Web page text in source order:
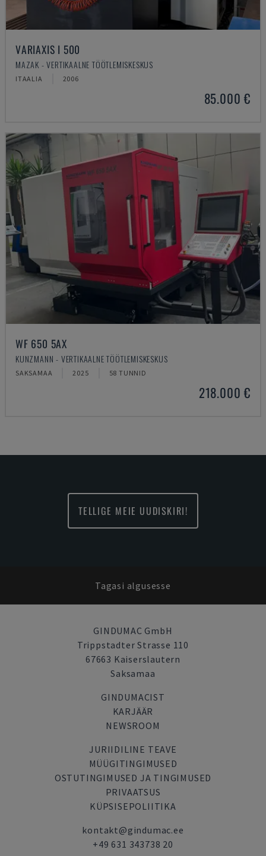
VARIAXIS I 500
MAZAK - VERTIKAALNE TÖÖTLEMISKESKUS
ITAALIA 2006
85.000 €
WF 650 5AX
KUNZMANN - VERTIKAALNE TÖÖTLEMISKESKUS
SAKSAMAA 2025 58 TUNNID
218.000 €
TELLIGE MEIE UUDISKIRI!
Tagasi algusesse
GINDUMAC GmbH
Trippstadter Strasse 110
67663 Kaiserslautern
Saksamaa
GINDUMACIST
KARJÄÄR
NEWSROOM
JURIIDILINE TEAVE
MÜÜGITINGIMUSED
OSTUTINGIMUSED JA TINGIMUSED
PRIVAATSUS
KÜPSISEPOLIITIKA
kontakt@gindumac.ee
+49 631 343738 20